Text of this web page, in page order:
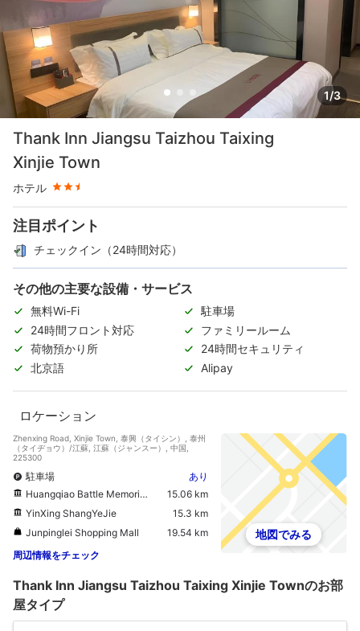
1/3
Thank Inn Jiangsu Taizhou Taixing
Xinjie Town
ホテル
星評価 2.5つ星
注目ポイント
チェックイン（24時間対応）
その他の主要な設備・サービス
無料Wi-Fi
駐車場
24時間フロント対応
ファミリールーム
荷物預かり所
24時間セキュリティ
北京語
Alipay
ロケーション
Zhenxing Road, Xinjie Town, 泰興（タイシン）, 泰州
（タイヂョウ）/江蘇, 江蘇（ジャンスー）, 中国,
225300
駐車場
あり
Huangqiao Battle Memorial Hall
15.06 km
YinXing ShangYeJie
15.3 km
Junpinglei Shopping Mall
19.54 km
周辺情報をチェック
地図でみる
Thank Inn Jiangsu Taizhou Taixing Xinjie Townのお部
屋タイプ